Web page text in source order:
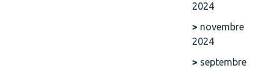
2024
novembre
2024
septembre